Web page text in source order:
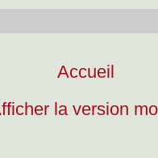
Accueil
la version